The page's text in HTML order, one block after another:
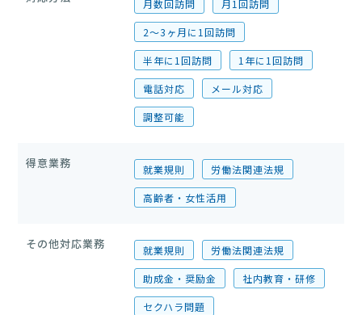
月数回訪問 月1回訪問
2〜3ヶ月に1回訪問
半年に1回訪問 1年に1回訪問
電話対応 メール対応
調整可能
得意業務 就業規則 労働法関連法規
高齢者・女性活用
その他対応業務 就業規則 労働法関連法規
助成金・奨励金 社内教育・研修
セクハラ問題